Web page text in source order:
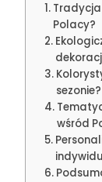
Polacy?
sezonie?
wśród